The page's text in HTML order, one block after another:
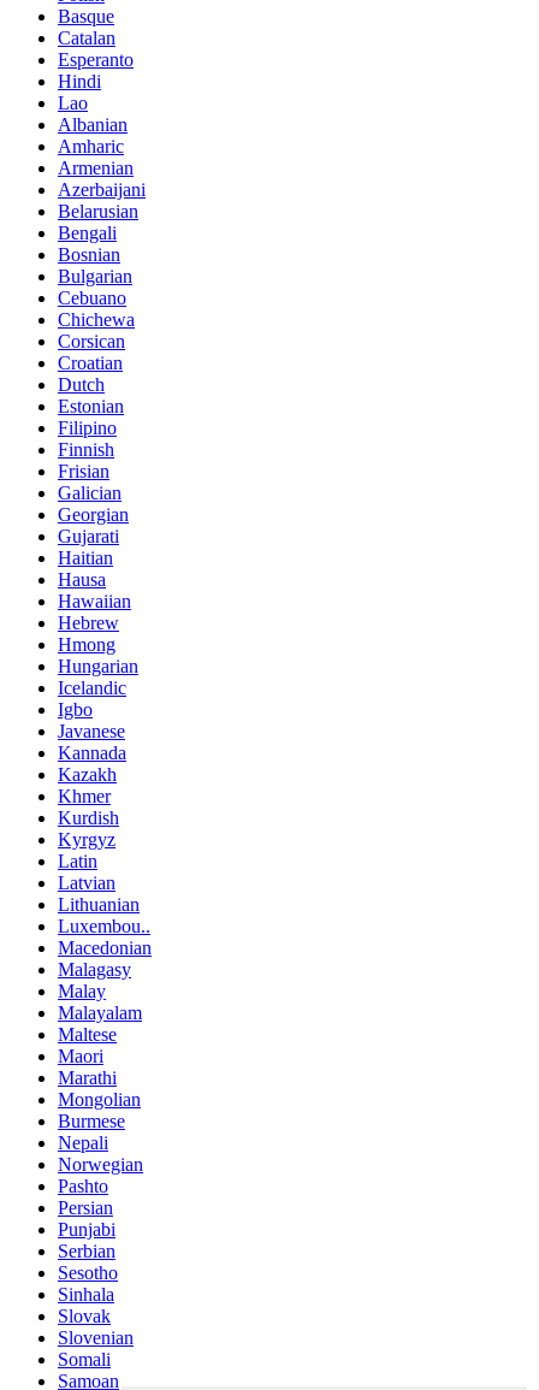
Basque
Catalan
Esperanto
Hindi
Lao
Albanian
Amharic
Armenian
Azerbaijani
Belarusian
Bengali
Bosnian
Bulgarian
Cebuano
Chichewa
Corsican
Croatian
Dutch
Estonian
Filipino
Finnish
Frisian
Galician
Georgian
Gujarati
Haitian
Hausa
Hawaiian
Hebrew
Hmong
Hungarian
Icelandic
Igbo
Javanese
Kannada
Kazakh
Khmer
Kurdish
Kyrgyz
Latin
Latvian
Lithuanian
Luxembou..
Macedonian
Malagasy
Malay
Malayalam
Maltese
Maori
Marathi
Mongolian
Burmese
Nepali
Norwegian
Pashto
Persian
Punjabi
Serbian
Sesotho
Sinhala
Slovak
Slovenian
Somali
Samoan